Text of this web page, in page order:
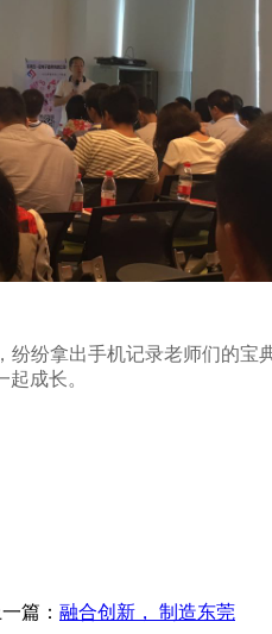
纷纷拿出手机记录老师们的
起成长。
一篇： 融合创新， 制造东莞